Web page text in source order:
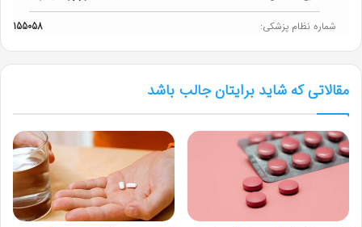
شماره نظام پزشکی: 155058
مقالاتی که شاید برایتان جالب باشد